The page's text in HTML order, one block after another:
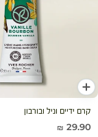
הוסף לעגלה
קרם ידיים וניל ובורבון
מחיר מבצע
29.90 ₪